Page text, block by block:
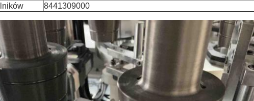
8441309000